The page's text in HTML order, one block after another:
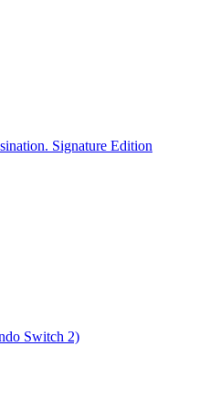
Signature Edition
Switch 2)